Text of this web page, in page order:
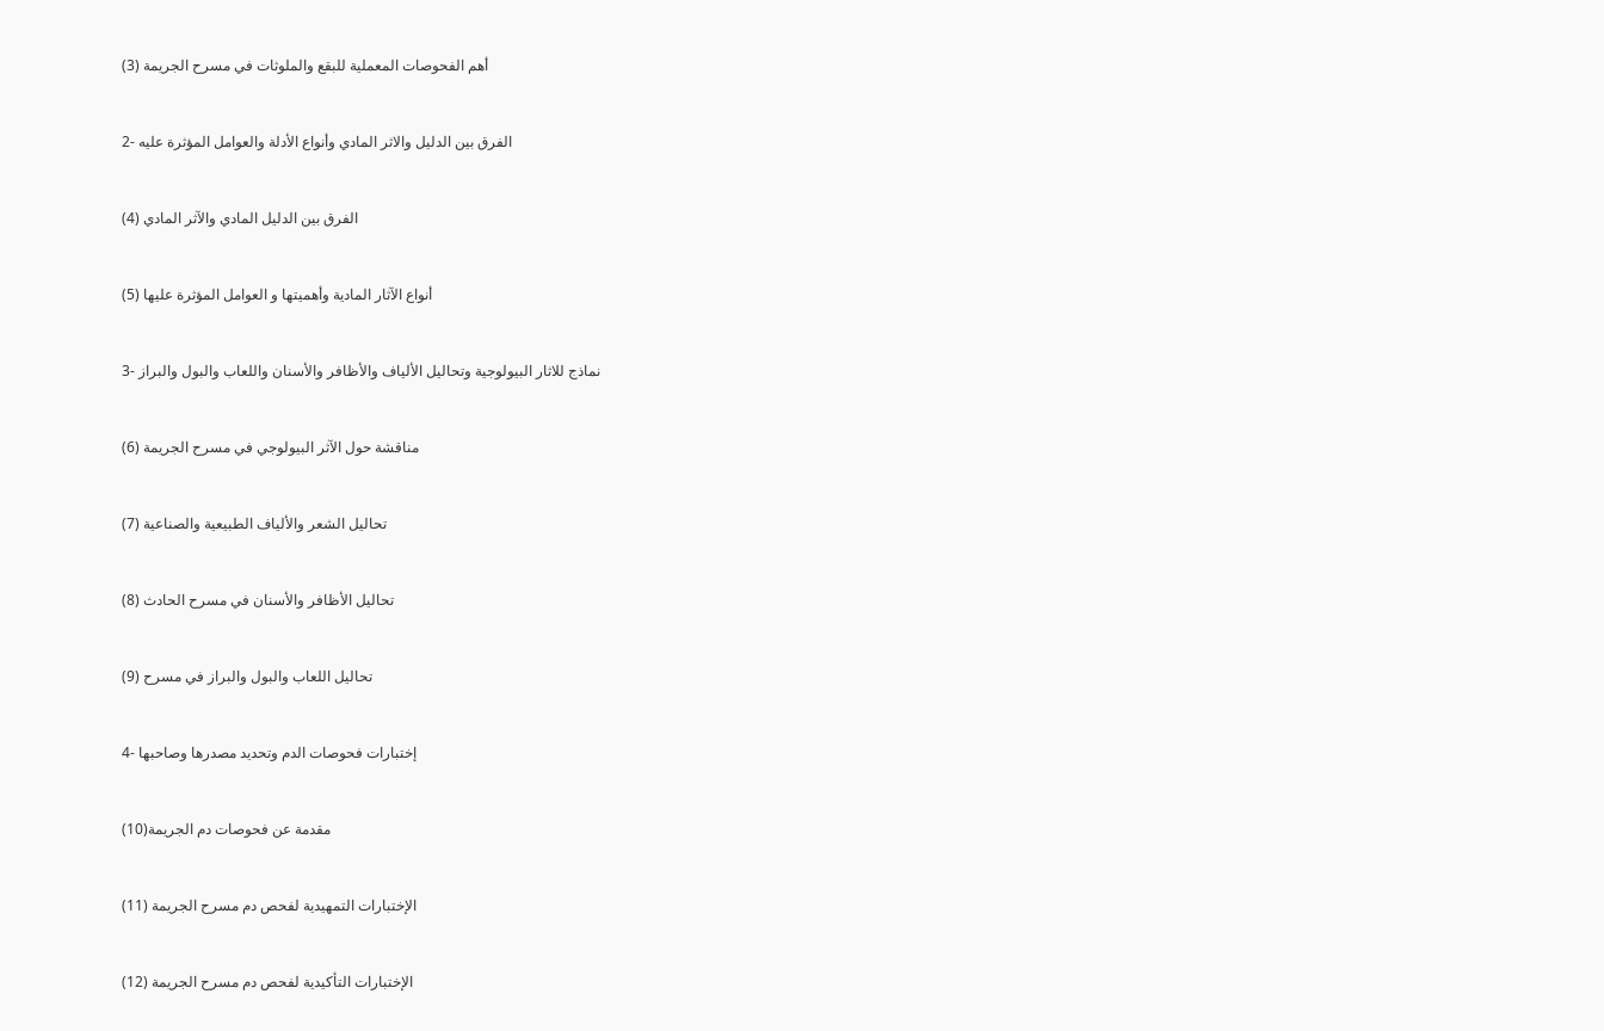
(3) أهم الفحوصات المعملية للبقع والملوثات في مسرح الجريمة
2- الفرق بين الدليل والاثر المادي وأنواع الأدلة والعوامل المؤثرة عليه
(4) الفرق بين الدليل المادي والآثر المادي
(5) أنواع الآثار المادية وأهميتها و العوامل المؤثرة عليها
3- نماذج للاثار البيولوجية وتحاليل الألياف والأظافر والأسنان واللعاب والبول والبراز
(6) مناقشة حول الآثر البيولوجي في مسرح الجريمة
(7) تحاليل الشعر والألياف الطبيعية والصناعية
(8) تحاليل الأظافر والأسنان في مسرح الحادث
(9) تحاليل اللعاب والبول والبراز في مسرح
4- إختبارات فحوصات الدم وتحديد مصدرها وصاحبها
(10)مقدمة عن فحوصات دم الجريمة
(11) الإختبارات التمهيدية لفحص دم مسرح الجريمة
(12) الإختبارات التأكيدية لفحص دم مسرح الجريمة